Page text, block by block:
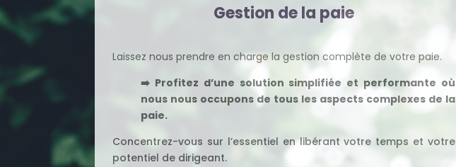
Gestion de la paie
Laissez nous prendre en charge la gestion complète de votre paie.
➡️ Profitez d’une solution simplifiée et performante où
nous nous occupons de tous les aspects complexes de la
paie.
Concentrez-vous sur l’essentiel en libérant votre temps et votre
potentiel de dirigeant.